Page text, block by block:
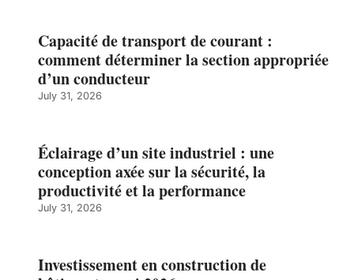
Capacité de transport de courant :
comment déterminer la section appropriée
d’un conducteur
July 31, 2026
Éclairage d’un site industriel : une
conception axée sur la sécurité, la
productivité et la performance
July 31, 2026
Investissement en construction de